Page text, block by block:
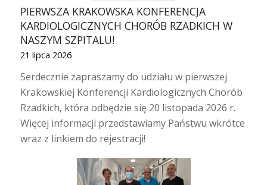
PIERWSZA KRAKOWSKA KONFERENCJA
KARDIOLOGICZNYCH CHORÓB RZADKICH W
NASZYM SZPITALU!
21 lipca 2026
Serdecznie zapraszamy do udziału w pierwszej
Krakowskiej Konferencji Kardiologicznych Chorób
Rzadkich, która odbędzie się 20 listopada 2026 r.
Więcej informacji przedstawiamy Państwu wkrótce
wraz z linkiem do rejestracji!